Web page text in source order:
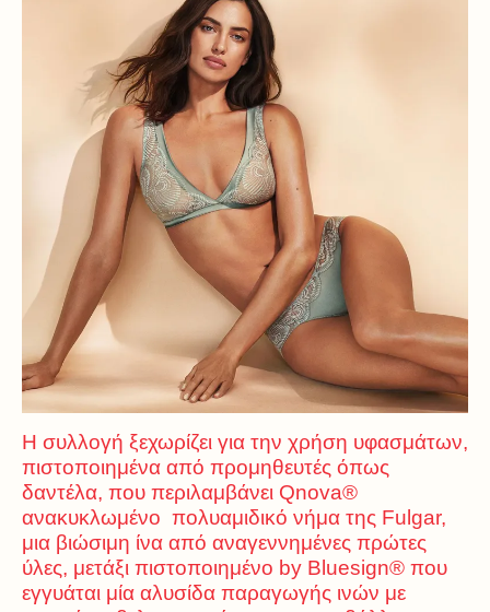
Η συλλογή ξεχωρίζει για την χρήση υφασμάτων,
πιστοποιημένα από προμηθευτές όπως
δαντέλα, που περιλαμβάνει Qnova®
ανακυκλωμένο πολυαμιδικό νήμα της Fulgar,
μια βιώσιμη ίνα από αναγεννημένες πρώτες
ύλες, μετάξι πιστοποιημένο by Bluesign® που
εγγυάται μία αλυσίδα παραγωγής ινών με